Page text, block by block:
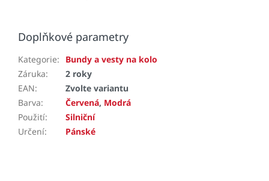
Doplňkové parametry
Kategorie:
Bundy a vesty na kolo
Záruka:
2 roky
EAN:
Zvolte variantu
Barva: Červená, Modrá
Použití:
Silniční
Určení: Pánské